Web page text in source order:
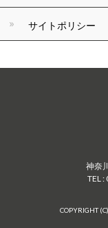
サイトポリシー
神奈
TEL
COPYRIGHT